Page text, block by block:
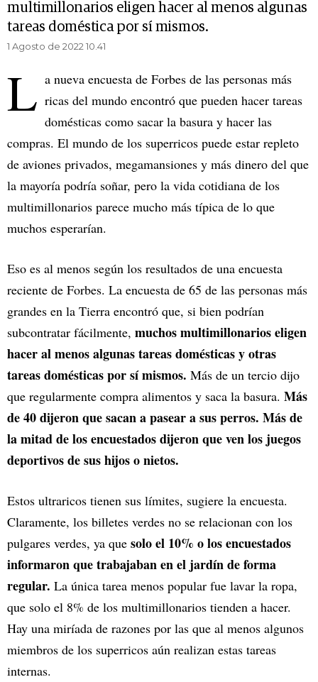
multimillonarios eligen hacer al menos algunas
tareas doméstica por sí mismos.
1 Agosto de 2022 10.41
L a nueva encuesta de Forbes de las personas más
ricas del mundo encontró que pueden hacer tareas
domésticas como sacar la basura y hacer las
compras. El mundo de los superricos puede estar repleto
de aviones privados, megamansiones y más dinero del que
la mayoría podría soñar, pero la vida cotidiana de los
multimillonarios parece mucho más típica de lo que
muchos esperarían.
Eso es al menos según los resultados de una encuesta
reciente de Forbes. La encuesta de 65 de las personas más
grandes en la Tierra encontró que, si bien podrían
subcontratar fácilmente, muchos multimillonarios eligen
hacer al menos algunas tareas domésticas y otras
tareas domésticas por sí mismos. Más de un tercio dijo
que regularmente compra alimentos y saca la basura. Más
de 40 dijeron que sacan a pasear a sus perros. Más de
la mitad de los encuestados dijeron que ven los juegos
deportivos de sus hijos o nietos.
Estos ultraricos tienen sus límites, sugiere la encuesta.
Claramente, los billetes verdes no se relacionan con los
pulgares verdes, ya que solo el 10% o los encuestados
informaron que trabajaban en el jardín de forma
regular. La única tarea menos popular fue lavar la ropa,
que solo el 8% de los multimillonarios tienden a hacer.
Hay una miríada de razones por las que al menos algunos
miembros de los superricos aún realizan estas tareas
internas.